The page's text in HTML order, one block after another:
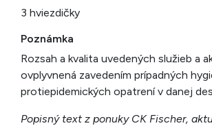
3 hviezdičky
Poznámka
Rozsah a kvalita uvedených služieb a
ovplyvnená zavedením prípadných
protiepidemických opatrení v danej
Popisný text z ponuky CK Fischer,